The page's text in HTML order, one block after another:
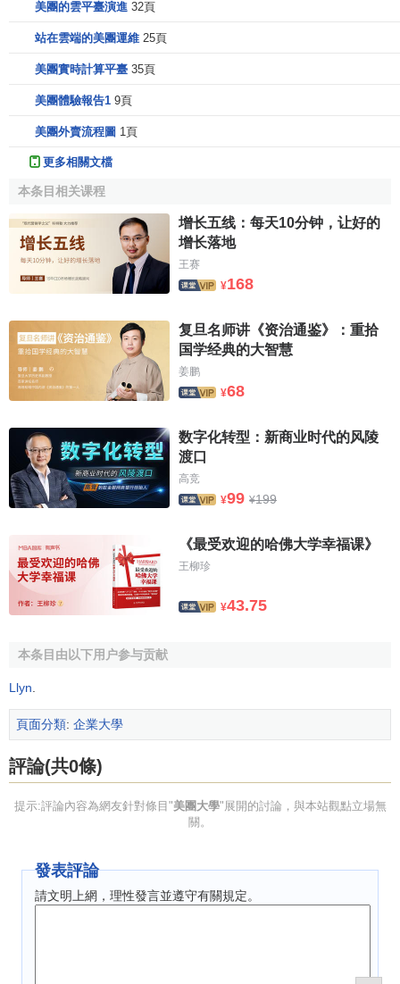
有人覺得是“深度保潔”，應該收多少錢也就沒有明確統一的標
參考文獻
↑一線.美團大學正式成立：設八大學院 涵蓋餐飲外賣
等多品類.騰訊新聞,2019-10-15
↑ 虎嗅.美團建了所大學，ATM大學哪家強.虎嗅,2019-
美團的雲平臺演進 32頁
站在雲端的美團運維 25頁
美團實時計算平臺 35頁
美團體驗報告1 9頁
美團外賣流程圖 1頁
更多相關文檔
本条目相关课程
增长五线：每天10分钟，让好的
增长落地
王赛
¥168
复旦名师讲《资治通鉴》：重拾
国学经典的大智慧
姜鹏
¥68
数字化转型：新商业时代的风陵
渡口
高竞
¥99 ¥199
《最受欢迎的哈佛大学幸福课》
王柳珍
¥43.75
本条目由以下用户参与贡献
Llyn
頁面分類: 企業大學
評論(共0條)
提示:評論內容為網友針對條目"美團大學"展開的討論，與本站觀點立場無
關。
發表評論
請文明上網，理性發言並遵守有關規定。